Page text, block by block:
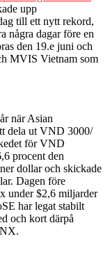
upp
till ett nytt rekord,
några dagar före en
den 19.e juni och
MVIS Vietnam som
när Asian
dela ut VND 3000/
för VND
procent den
dollar och skickade
Dagen före
under $2,6 miljarder
har legat stabilt
och kort därpå